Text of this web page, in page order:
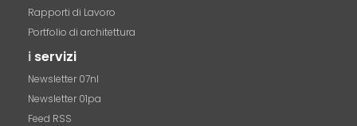
Rapporti di Lavoro
Portfolio di architettura
i servizi
Newsletter 07nl
Newsletter 01pa
Feed RSS